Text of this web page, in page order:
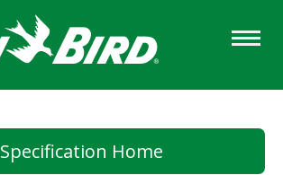
Specification Home